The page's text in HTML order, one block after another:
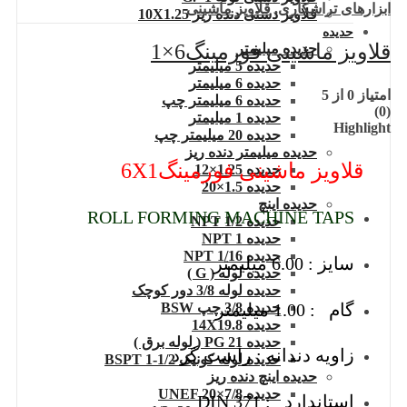
قلاویز دستی دنده ریز 10X1.25
حدیده
حدیده میلیمتر
حدیده 5 میلیمتر
حدیده 6 میلیمتر
حدیده 6 میلیمتر چپ
حدیده 1 میلیمتر
حدیده 20 میلیمتر چپ
حدیده میلیمتر دنده ریز
حدیده 1.25×12
حدیده 1.5×20
حدیده اینچ
حدیده 1/2 NPT
حدیده NPT 1
حدیده 1/16 NPT
حدیده لوله ( G )
حدیده لوله 3/8 دور کوچک
حدیده 3/8 چپ BSW
حدیده 14X19.8
حدیده 21 PG ( لوله برق )
حدیده لوله کونیک 1/2-1 BSPT
حدیده اینچ دنده ریز
حدیده UNEF 20×7/8
ابزارهای تراشکاری,قلاویز ماشینی
قلاویز ماشینی فورمینگ6×1
امتیاز 0 از 5
(0)
Highlight
قلاویز ماشینی فورمینگ6X1
ROLL FORMING MACHINE TAPS
سایز : 6.00 میلیمتر
گام : 1.00 میلیمتر
زاویه دندانه : راست گرد
استاندارد : DIN 371